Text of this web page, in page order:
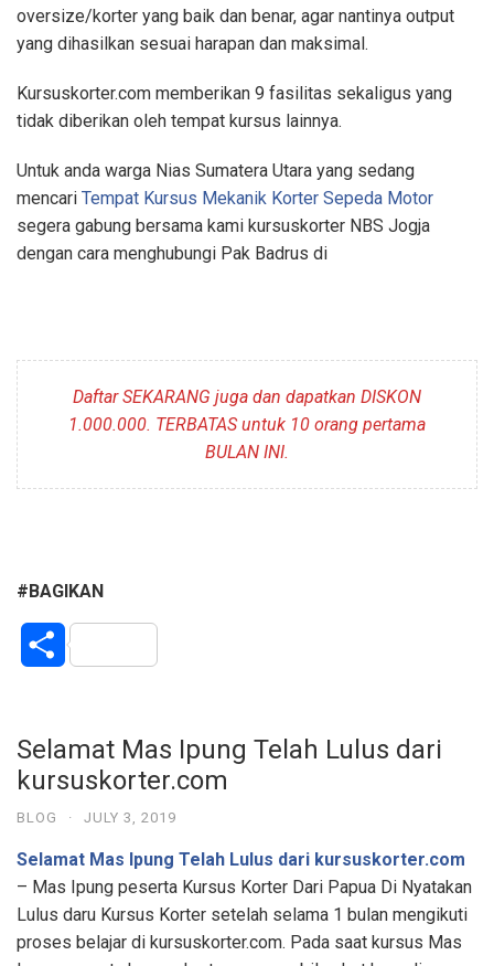
oversize/korter yang baik dan benar, agar nantinya output
yang dihasilkan sesuai harapan dan maksimal.
Kursuskorter.com memberikan 9 fasilitas sekaligus yang
tidak diberikan oleh tempat kursus lainnya.
Untuk anda warga Nias Sumatera Utara yang sedang
mencari Tempat Kursus Mekanik Korter Sepeda Motor
segera gabung bersama kami kursuskorter NBS Jogja
dengan cara menghubungi Pak Badrus di
Daftar SEKARANG juga dan dapatkan DISKON
1.000.000. TERBATAS untuk 10 orang pertama
BULAN INI.
#BAGIKAN
S
r
e
Selamat Mas Ipung Telah Lulus dari
kursuskorter.com
BLOG · JULY 3, 2019
Selamat Mas Ipung Telah Lulus dari kursuskorter.com
– Mas Ipung peserta Kursus Korter Dari Papua Di Nyatakan
Lulus daru Kursus Korter setelah selama 1 bulan mengikuti
proses belajar di kursuskorter.com. Pada saat kursus Mas